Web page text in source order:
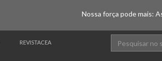
Nossa força pode mais:
REVISTACEA